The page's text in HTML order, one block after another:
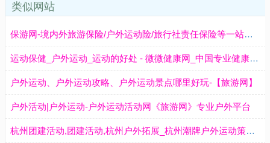
类似网站
保游网-境内外旅游保险/户外运动险/旅行社责任保险等一站式B2B保险服务平台
运动保健_户外运动_运动的好处 - 微微健康网_中国专业健康保健养生门户网_第三只眼关注健康养生
户外运动、户外运动攻略、户外运动景点哪里好玩-【旅游网】
户外活动|户外运动-户外运动活动网《旅游网》专业户外平台
杭州团建活动,团建活动,杭州户外拓展_杭州潮牌户外运动策划有限公司 - 八方资源网